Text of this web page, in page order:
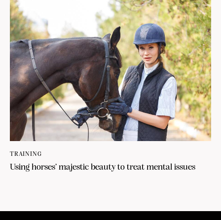
TRAINING
Using horses’ majestic beauty to treat mental issues